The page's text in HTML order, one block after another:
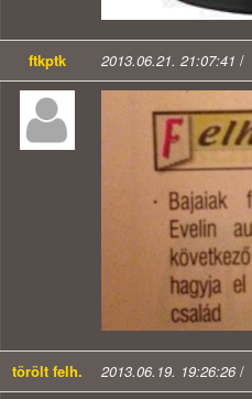
ftkptk 2013.06.21. 21:07:41 /
törölt felh. 2013.06.19. 19:26:26/